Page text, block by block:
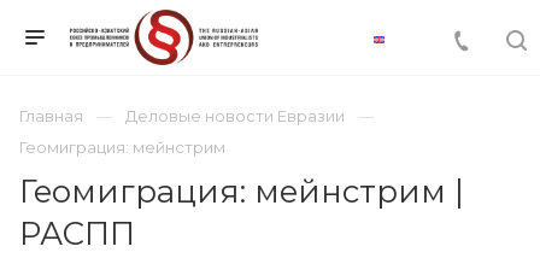
Главная
Деловые новости Евразии
Геомиграция: мейнстрим
Геомиграция: мейнстрим |
РАСПП